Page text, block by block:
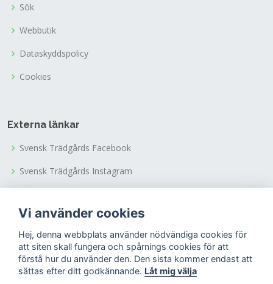
Sök
Webbutik
Dataskyddspolicy
Cookies
Externa länkar
Svensk Trädgårds Facebook
Svensk Trädgårds Instagram
Tusen Trädgårdars Facebook
Tusen Trädgårdars Instagram
Vi använder cookies
Hej, denna webbplats använder nödvändiga cookies för
att siten skall fungera och spårnings cookies för att
förstå hur du använder den. Den sista kommer endast att
sättas efter ditt godkännande. Låt mig välja